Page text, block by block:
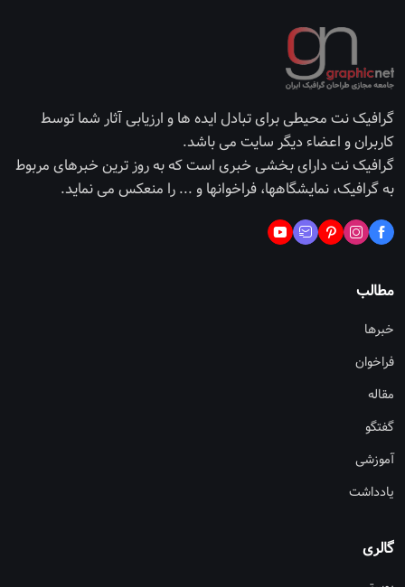
گرافیک نت محیطی برای تبادل ایده ها و ارزیابی آثار شما توسط
کاربران و اعضاء دیگر سایت می باشد.
گرافیک نت دارای بخشی خبری است که به روز ترین خبرهای مربوط
به گرافیک، نمایشگاهها، فراخوانها و ... را منعکس می نماید.
مطالب
خبرها
فراخوان
مقاله
گفتگو
آموزشی
یادداشت
گالری